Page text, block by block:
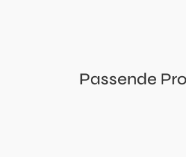
Passende